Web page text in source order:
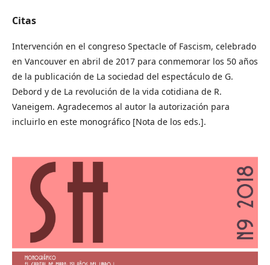
Citas
Intervención en el congreso Spectacle of Fascism, celebrado
en Vancouver en abril de 2017 para conmemorar los 50 años
de la publicación de La sociedad del espectáculo de G.
Debord y de La revolución de la vida cotidiana de R.
Vaneigem. Agradecemos al autor la autorización para
incluirlo en este monográfico [Nota de los eds.].